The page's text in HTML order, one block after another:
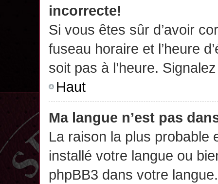
incorrecte!
Si vous êtes sûr d’avoir
fuseau horaire et l’heure
soit pas à l’heure.
Haut
Ma langue n’est pas
La raison la plus probable
installé votre langue ou
phpBB3 dans votre